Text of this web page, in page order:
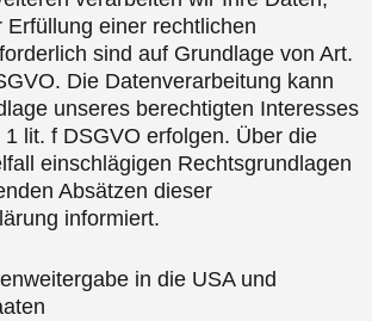
Erfüllung einer rechtlichen
sind auf Grundlage von Art.
Die Datenverarbeitung kann
unseres berechtigten Interesses
1 lit. f DSGVO erfolgen. Über die
einschlägigen Rechtsgrundlagen
Absätzen dieser
informiert.
in die USA und